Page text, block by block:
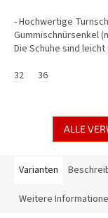
- Hochwertige
Gummischnürsenkel
Die Schuhe sind
32
36
ALLE
Varianten
Weitere